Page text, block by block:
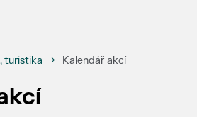
turistika Kalendář akcí